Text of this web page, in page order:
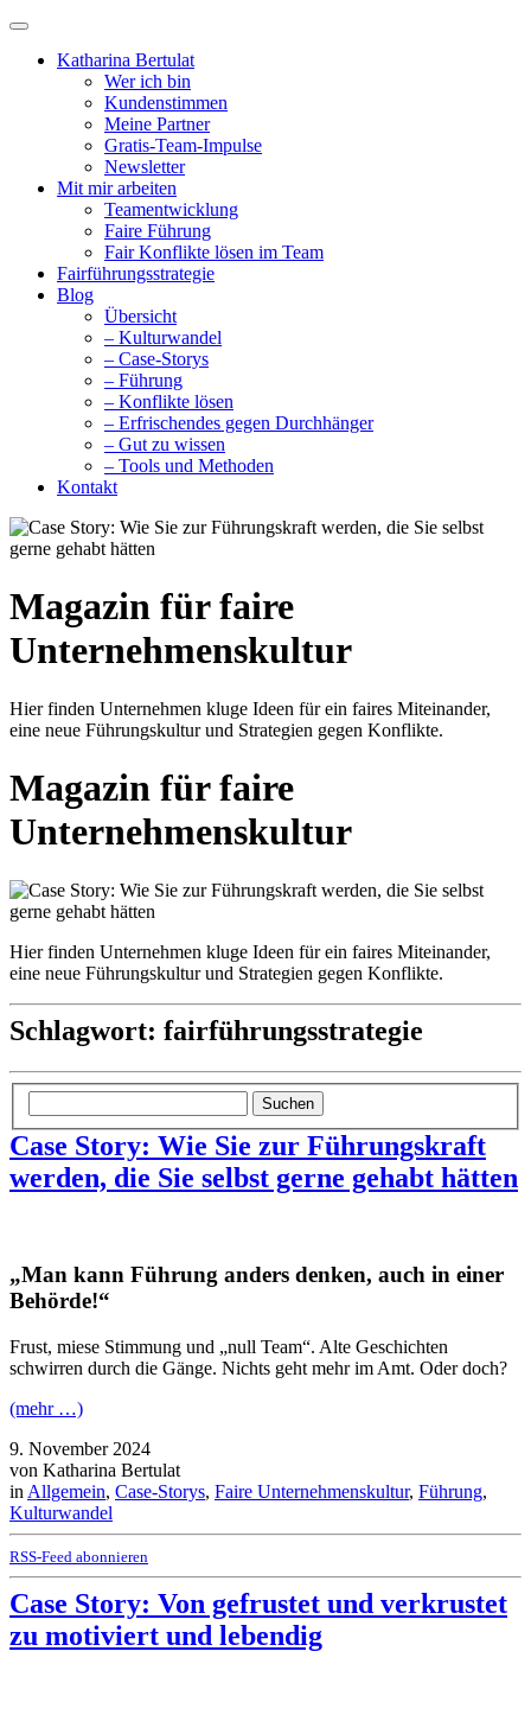
Katharina Bertulat
Wer ich bin
Kundenstimmen
Meine Partner
Gratis-Team-Impulse
Newsletter
Mit mir arbeiten
Teamentwicklung
Faire Führung
Fair Konflikte lösen im Team
Fairführungsstrategie
Blog
Übersicht
– Kulturwandel
– Case-Storys
– Führung
– Konflikte lösen
– Erfrischendes gegen Durchhänger
– Gut zu wissen
– Tools und Methoden
Kontakt
Magazin für faire
Unternehmenskultur
Hier finden Unternehmen kluge Ideen für ein faires Miteinander,
eine neue Führungskultur und Strategien gegen Konflikte.
Magazin für faire
Unternehmenskultur
Hier finden Unternehmen kluge Ideen für ein faires Miteinander,
eine neue Führungskultur und Strategien gegen Konflikte.
Schlagwort: fairführungsstrategie
Suchen
Case Story: Wie Sie zur Führungskraft
werden, die Sie selbst gerne gehabt hätten
„Man kann Führung anders denken, auch in einer
Behörde!“
Frust, miese Stimmung und „null Team“. Alte Geschichten
schwirren durch die Gänge. Nichts geht mehr im Amt. Oder doch?
(mehr …)
9. November 2024
von Katharina Bertulat
in Allgemein, Case-Storys, Faire Unternehmenskultur, Führung,
Kulturwandel
RSS-Feed abonnieren
Case Story: Von gefrustet und verkrustet
zu motiviert und lebendig